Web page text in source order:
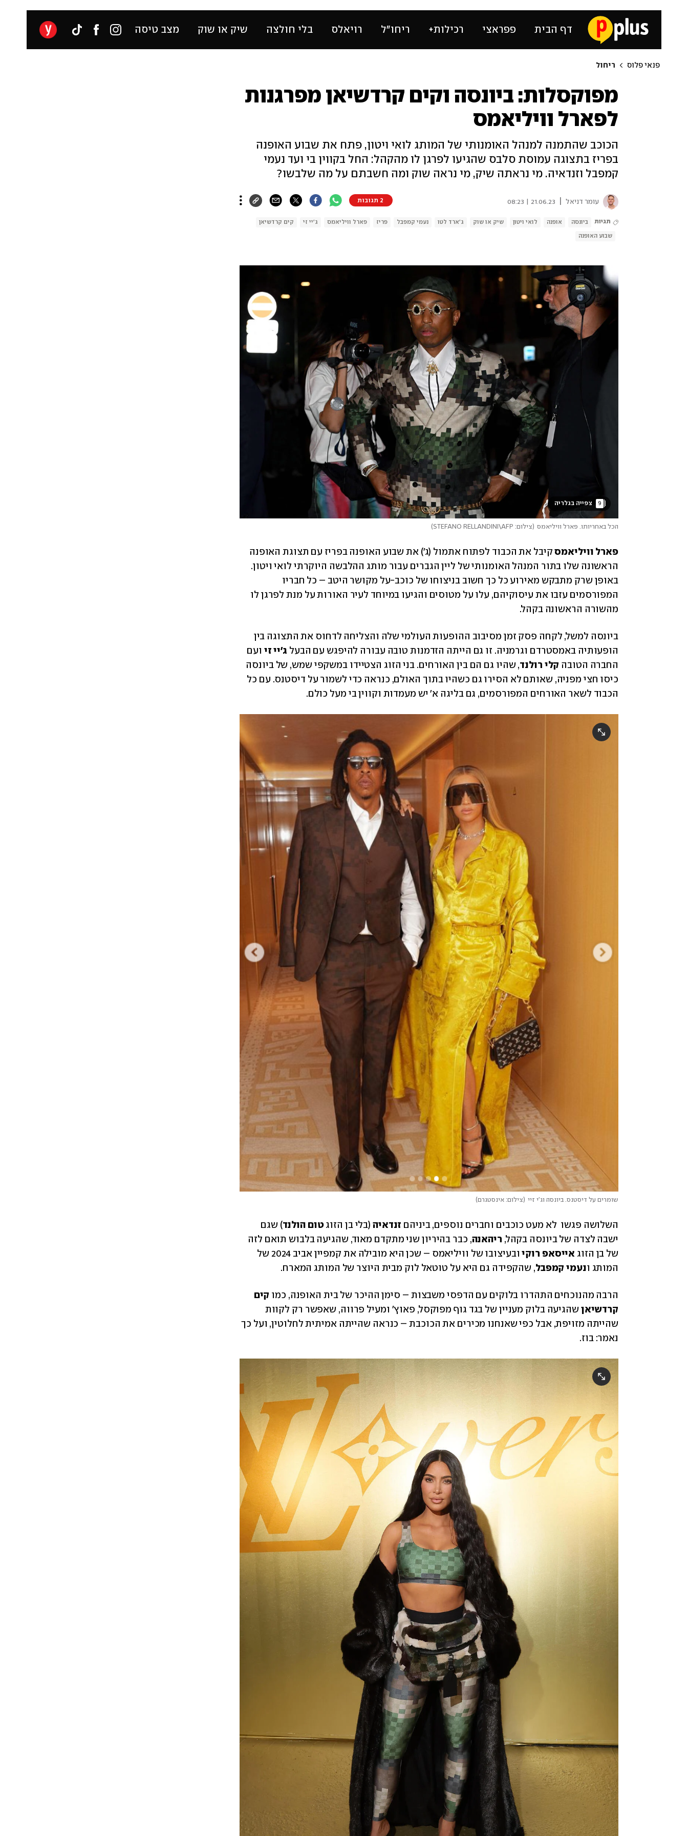
דף הבית פפראצי רכילות+ ריחו״ל רויאלס בלי חולצה שיק או שוק מצב טיסה
פנאי פלוס ריחול
מפוקסלות: ביונסה וקים קרדשיאן מפרגנות
לפארל וויליאמס
הכוכב שהתמנה למנהל האומנותי של המותג לואי ויטון, פתח את שבוע האופנה
בפריז בתצוגה עמוסת סלבס שהגיעו לפרגן לו מהקהל: החל בקווין בי ועד נעמי
קמפבל וזנדאיה. מי נראתה שיק, מי נראה שוק ומה חשבתם על מה שלבשו?
עומר דניאל 21.06.23 | 08:23 2 תגובות
תגיות ביונסה אופנה לואי ויטון שיק או שוק ג'ארד לטו נעמי קמפבל פריז פארל וויליאמס ג'יי זי קים קרדשיאן
שבוע האופנה
9
הכל באחריותו. פארל וויליאמס (צילום: STEFANO RELLANDINI\AFP )
פארל וויליאמס
מהשורה הראשונה בקהל.
הופעותיה באמסטרדם וגרמניה. זו גם הייתה הזדמנות טובה עבורה להיפגש עם הבעל ג'יי זי
החברה הטובה קלי רולנד
הכבוד לשאר האורחים המפורסמים, גם בליגה א' יש מעמדות וקווין בי מעל כולם.
שומרים על דיסטנס. ביונסה וג'י זיי (צילום: אינסטגרם)
השלושה פגשו  לא מעט כוכבים וחברים נוספים, ביניהם זנדאיה (בלי בן הזוג טום הולנד
ישבה לצדה של ביונסה בקהל, ריהאנה
של בן הזוג אייסאפ רוקי
המותג ונעמי קמפבל, שהקפידה גם היא על טוטאל לוק מבית היוצר של המותג המארח.
הרבה מהנוכחים התהדרו בלוקים עם הדפסי משבצות – סימן ההיכר של בית האופנה, כמו
קרדשיאן
שהייתה מזויפת, אבל כפי שאנחנו מכירים את הכוכבת – כנראה שהייתה אמיתית לחלוטין, ועל כך
נאמר: בוז.